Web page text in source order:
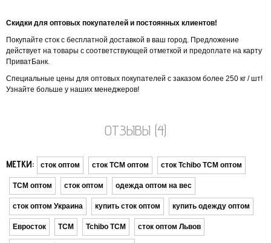
Скидки для оптовых покупателей и постоянных клиентов!
Покупайте сток с бесплатной доставкой в ​​ваш город. Предложение
действует на товары с соответствующей отметкой и предоплате на карту
ПриватБанк.
Специальные цены для оптовых покупателей с заказом более 250 кг / шт!
Узнайте больше у наших менеджеров!
ОТЗЫВЫ (4)
МЕТКИ: сток оптом сток ТСМ оптом сток Tchibo TCM оптом
ТСМ оптом сток оптом одежда оптом на вес
сток оптом Украина купить сток оптом купить одежду оптом
Евросток ТСМ Tchibo TCM сток оптом Львов